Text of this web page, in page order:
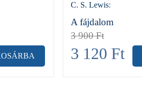
C. S. Lewis:
A fájdalom
3 900Ft
3 120 Ft